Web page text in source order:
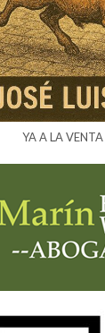
YA A LA VENTA